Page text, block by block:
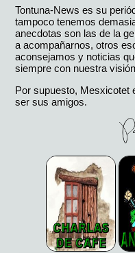
Tontuna-News es su
tampoco tenemos
anecdotas son las de la
a acompañarnos, otros
aconsejamos y noticias
siempre con nuestra
Por supuesto, Mesxicotet
ser sus amigos.